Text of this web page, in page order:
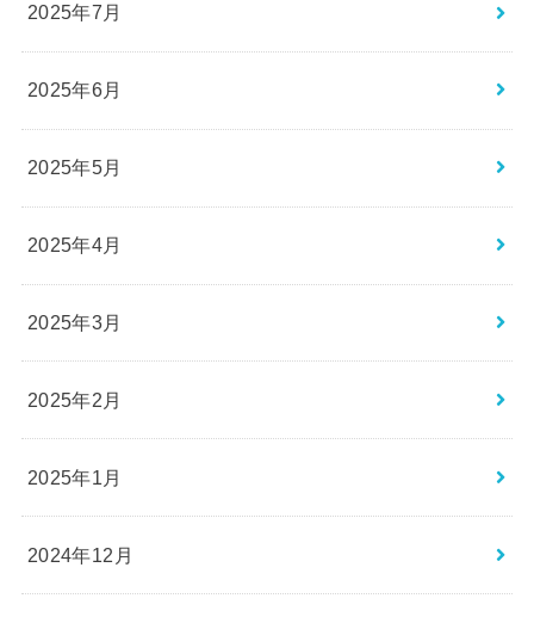
2025年7月
2025年6月
2025年5月
2025年4月
2025年3月
2025年2月
2025年1月
2024年12月